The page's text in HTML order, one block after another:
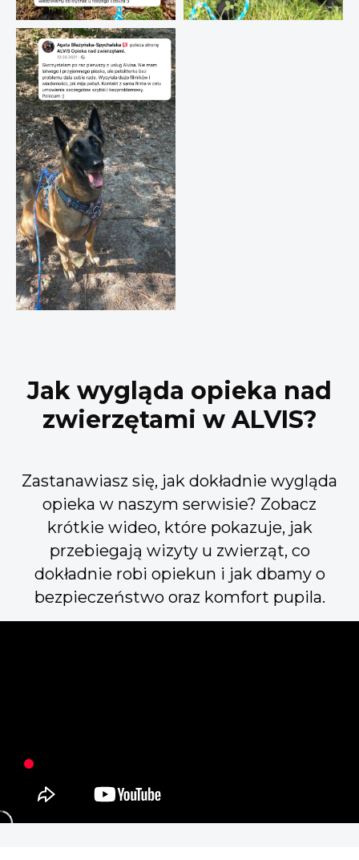
Jak wygląda opieka nad
zwierzętami w ALVIS?
Zastanawiasz się, jak dokładnie wygląda
opieka w naszym serwisie? Zobacz
krótkie wideo, które pokazuje, jak
przebiegają wizyty u zwierząt, co
dokładnie robi opiekun i jak dbamy o
bezpieczeństwo oraz komfort pupila.